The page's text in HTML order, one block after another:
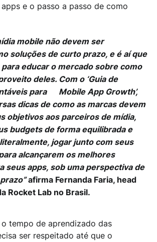
e o passo a passo de como
mobile não devem ser
soluções de curto prazo, e é aí que
educar o mercado sobre como
deles. Com o ‘Guia de
para Mobile App Growth’,
dicas de como as marcas devem
objetivos aos parceiros de mídia,
budgets de forma equilibrada e
jogar junto com seus
alcançarem os melhores
seus apps, sob uma perspectiva de
afirma Fernanda Faria, head
Rocket Lab no Brasil.
o tempo de aprendizado das
ser respeitado até que o